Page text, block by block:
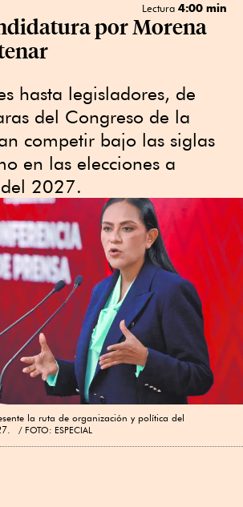
Lectura 4:00 min
por Morena
hasta legisladores, de
del Congreso de la
competir bajo las siglas
en las elecciones a
2027.
la ruta de organización y política del
FOTO: ESPECIAL